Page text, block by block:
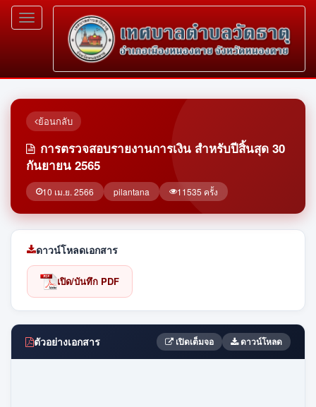
Toggle
navigation
ย้อนกลับ
การตรวจสอบรายงานการเงิน สำหรับปีสิ้นสุด 30
กันยายน 2565
10 เม.ย. 2566 pilantana 11535 ครั้ง
ดาวน์โหลดเอกสาร
เปิด/บันทึก PDF
ตัวอย่างเอกสาร เปิดเต็มจอ ดาวน์โหลด